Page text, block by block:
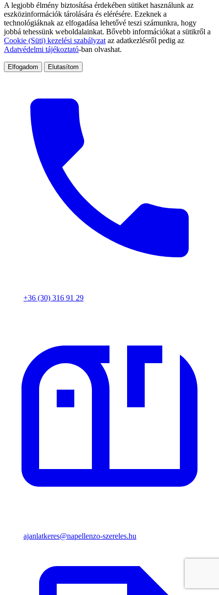
A legjobb élmény biztosítása érdekében sütiket használunk az
eszközinformációk tárolására és elérésére. Ezeknek a
technológiáknak az elfogadása lehetővé teszi számunkra, hogy
jobbá tehessünk weboldalainkat. Bővebb információkat a sütikről a
Cookie (Süti) kezelési szabályzat az adatkezlésről pedig az
Adatvédelmi tájékoztató-ban olvashat.
Elfogadom Elutasítom
+36 (30) 316 91 29
ajanlatkeres@napellenzo-szereles.hu